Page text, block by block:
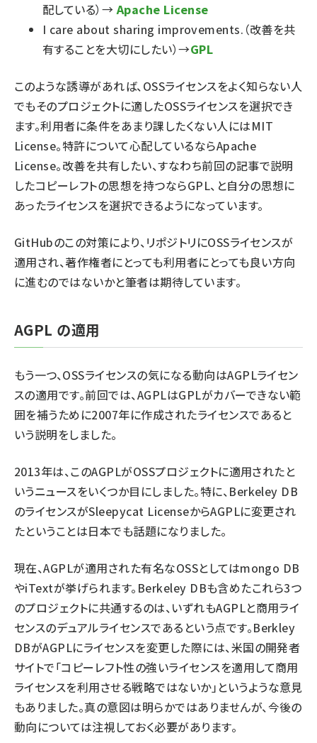
配している）→Apache License
I care about sharing improvements.（改善を共
有することを大切にしたい）→GPL
このような誘導があれば、OSSライセンスをよく知らない人
でもそのプロジェクトに適したOSSライセンスを選択でき
ます。利用者に条件をあまり課したくない人にはMIT
License。特許について心配しているならApache
License。改善を共有したい、すなわち前回の記事で説明
したコピーレフトの思想を持つならGPL、と自分の思想に
あったライセンスを選択できるようになっています。
GitHubのこの対策により、リポジトリにOSSライセンスが
適用され、著作権者にとっても利用者にとっても良い方向
に進むのではないかと筆者は期待しています。
AGPL の適用
もう一つ、OSSライセンスの気になる動向はAGPLライセン
スの適用です。前回では、AGPLはGPLがカバーできない範
囲を補うために2007年に作成されたライセンスであると
いう説明をしました。
2013年は、このAGPLがOSSプロジェクトに適用されたと
いうニュースをいくつか目にしました。特に、Berkeley DB
のライセンスがSleepycat LicenseからAGPLに変更され
たということは日本でも話題になりました。
現在、AGPLが適用された有名なOSSとしてはmongo DB
やiTextが挙げられます。Berkeley DBも含めたこれら3つ
のプロジェクトに共通するのは、いずれもAGPLと商用ライ
センスのデュアルライセンスであるという点です。Berkley
DBがAGPLにライセンスを変更した際には、米国の開発者
サイトで「コピーレフト性の強いライセンスを適用して商用
ライセンスを利用させる戦略ではないか」というような意見
もありました。真の意図は明らかではありませんが、今後の
動向については注視しておく必要があります。